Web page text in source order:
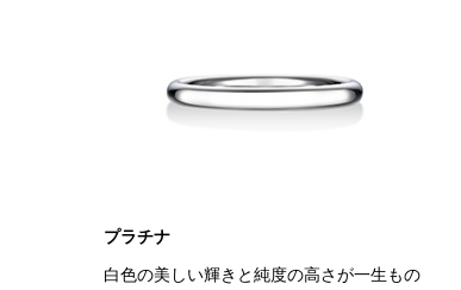
プラチナ
白色の美しい輝きと純度の高さが一生もの